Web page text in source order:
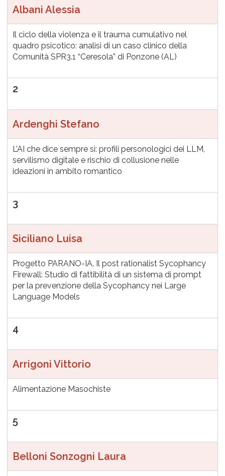
Albani Alessia
Il ciclo della violenza e il trauma cumulativo nel
quadro psicotico: analisi di un caso clinico della
Comunità SPR3.1 “Ceresola” di Ponzone (AL)
2
Ardenghi Stefano
L’AI che dice sempre sì: profili personologici dei LLM,
servilismo digitale e rischio di collusione nelle
ideazioni in ambito romantico
3
Siciliano Luisa
Progetto PARANO-IA. Il post rationalist Sycophancy
Firewall: Studio di fattibilità di un sistema di prompt
per la prevenzione della Sycophancy nei Large
Language Models
4
Arrigoni Vittorio
Alimentazione Masochiste
5
Belloni Sonzogni Laura